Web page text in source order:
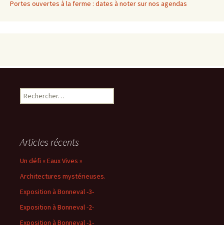
Portes ouvertes à la ferme : dates à noter sur nos agendas
Rechercher :
Articles récents
Un défi « Eaux Vives »
Architectures mystérieuses.
Exposition à Bonneval -3-
Exposition à Bonneval -2-
Exposition à Bonneval -1-